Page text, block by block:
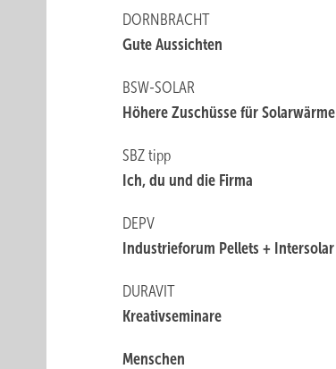
DORNBRACHT
Gute Aussichten
BSW-SOLAR
Höhere Zuschüsse für Solarwärme
SBZ tipp
Ich, du und die Firma
DEPV
Industrieforum Pellets + Intersolar
DURAVIT
Kreativseminare
Menschen